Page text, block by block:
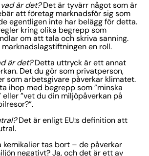
är det?Det är tyvärr något som är
att företag marknadsför sig som
egentligen inte har belägg för detta.
kring olika begrepp som
om att tala och skriva sanning.
en roll.
är det?Detta uttryck är ett annat
Det du gör som privatperson,
som arbetsgivare påverkar klimatet.
ihop med begrepp som ”minska
”vet du din miljöpåverkan på
Det är enligt EU:s definition att
kemikalier tas bort – de påverkar
negativt? Ja, och det är ett av